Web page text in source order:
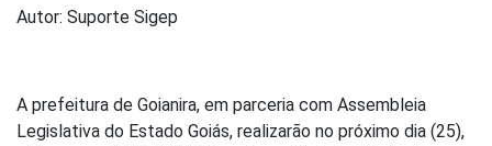
Autor: Suporte Sigep
A prefeitura de Goianira, em parceria com Assembleia
Legislativa do Estado Goiás, realizarão no próximo dia (25),